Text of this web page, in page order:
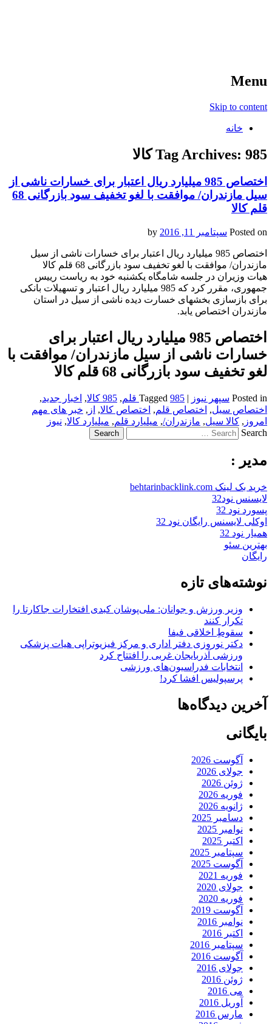
Menu
Skip to content
خانه
Tag Archives: 985 کالا
اختصاص 985 میلیارد ریال اعتبار برای خسارات ناشی از
سیل مازندران/ موافقت با لغو تخفیف سود بازرگانی 68
قلم کالا
Posted on سپتامبر 11, 2016
اختصاص 985 میلیارد ریال اعتبار برای خسارات ناشی از سیل
مازندران/ موافقت با لغو تخفیف سود بازرگانی 68 قلم کالا
هیات وزیران در جلسه شامگاه یکشنبه خود به ریاست رییس
جمهوری، مقرر کرد که 985 میلیارد ریال اعتبار و تسهیلات بانکی
برای بازسازی بخش­های خسارت­ دیده ناشی از سیل در استان
مازندران اختصاص یابد.
اختصاص 985 میلیارد ریال اعتبار برای
خسارات ناشی از سیل مازندران/ موافقت با
لغو تخفیف سود بازرگانی 68 قلم کالا
Posted in سپهر نیوز |
Tagged 985 قلم , 985 کالا , اخبار جدید,
اختصاص سیل, اختصاص قلم, اختصاص کالا, از , خبر های مهم
امروز , کالا سیل, مازندران/, میلیارد قلم, میلیارد کالا, نیوز
Search
مدیر :
خرید بک لینک behtarinbacklink.com
لایسنس نود32
پسورد نود 32
اوکلی لایسنس رایگان نود 32
همیار نود 32
بهترین سئو
رایگان
نوشته‌های تازه
وزیر ورزش و جوانان: ملی‌پوشان کبدی افتخارات جاکارتا را
تکرار کنند
سقوطِ اخلاقی فیفا
دکتر نوروزی دفتر اداری و مرکز فیزیوتراپی هیات پزشکی
ورزشی آذربایجان غربی را افتتاح کرد
انتخابات فدراسیون‌های ورزشی
پرسپولیس افشا کرد!
آخرین دیدگاه‌ها
بایگانی
آگوست 2026
جولای 2026
ژوئن 2026
فوریه 2026
ژانویه 2026
دسامبر 2025
نوامبر 2025
اکتبر 2025
سپتامبر 2025
آگوست 2025
فوریه 2021
جولای 2020
فوریه 2020
آگوست 2019
نوامبر 2016
اکتبر 2016
سپتامبر 2016
آگوست 2016
جولای 2016
ژوئن 2016
می 2016
آوریل 2016
مارس 2016